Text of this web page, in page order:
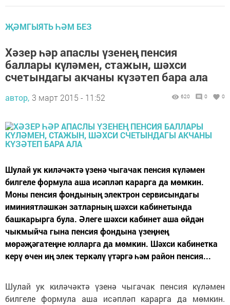
ҖӘМГЫЯТЬ ҺӘМ БЕЗ
Хәзер һәр апаслы үзенең пенсия
баллары күләмен, стажын, шәхси
счетындагы акчаны күзәтеп бара ала
автор, 3 март 2015 - 11:52 620 0 0
Шулай ук киләчәктә үзенә чыгачак пенсия күләмен
билгеле формула аша исәпләп карарга да мөмкин.
Моны пенсия фондының электрон сервисындагы
иминиятләшкән затларның шәхси кабинетында
башкарырга була. Әлеге шәхси кабинет аша өйдән
чыкмыйча гына пенсия фондына үзеңнең
мөрәҗәгатеңне юлларга да мөмкин. Шәхси кабинетка
керү өчен иң элек теркәлү үтәргә һәм район пенсия...
Шулай ук киләчәктә үзенә чыгачак пенсия күләмен
билгеле формула аша исәпләп карарга да мөмкин.